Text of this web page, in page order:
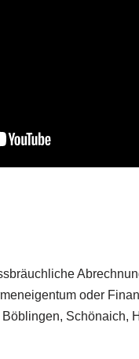
oder
Schönaich,